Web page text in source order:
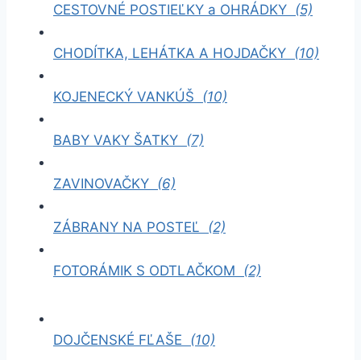
CESTOVNÉ POSTIEĽKY a OHRÁDKY (5)
CHODÍTKA, LEHÁTKA A HOJDAČKY (10)
KOJENECKÝ VANKÚŠ (10)
BABY VAKY ŠATKY (7)
ZAVINOVAČKY (6)
ZÁBRANY NA POSTEĽ (2)
FOTORÁMIK S ODTLAČKOM (2)
DOJČENSKÉ FĽAŠE (10)